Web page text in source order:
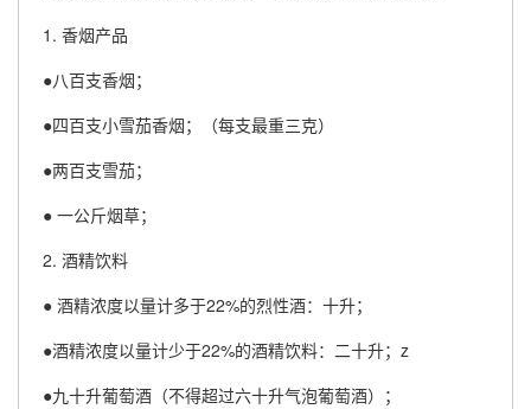
1. 香烟产品
●八百支香烟；
●四百支小雪茄香烟；（每支最重三克）
●两百支雪茄；
● 一公斤烟草；
2. 酒精饮料
● 酒精浓度以量计多于22%的烈性酒：十升；
●酒精浓度以量计少于22%的酒精饮料：二十升；z
●九十升葡萄酒（不得超过六十升气泡葡萄酒）；